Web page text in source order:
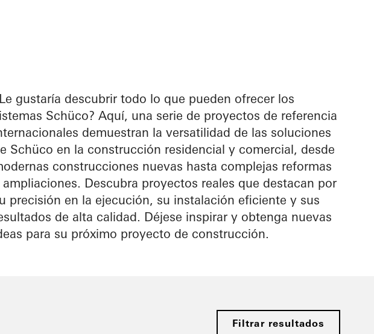
gustaría descubrir todo lo que pueden ofrecer los
Schüco? Aquí, una serie de proyectos de referencia
demuestran la versatilidad de las soluciones
Schüco en la construcción residencial y comercial, desde
construcciones nuevas hasta complejas reformas
Descubra proyectos reales que destacan por
precisión en la ejecución, su instalación eficiente y sus
de alta calidad. Déjese inspirar y obtenga nuevas
para su próximo proyecto de construcción.
Filtrar resultados